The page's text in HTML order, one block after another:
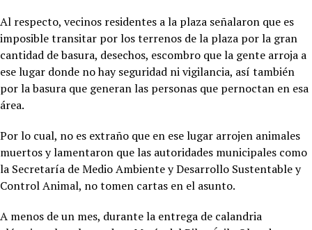
Al respecto, vecinos residentes a la plaza señalaron que es
imposible transitar por los terrenos de la plaza por la gran
cantidad de basura, desechos, escombro que la gente arroja a
ese lugar donde no hay seguridad ni vigilancia, así también
por la basura que generan las personas que pernoctan en esa
área.
Por lo cual, no es extraño que en ese lugar arrojen animales
muertos y lamentaron que las autoridades municipales como
la Secretaría de Medio Ambiente y Desarrollo Sustentable y
Control Animal, no tomen cartas en el asunto.
A menos de un mes, durante la entrega de calandria